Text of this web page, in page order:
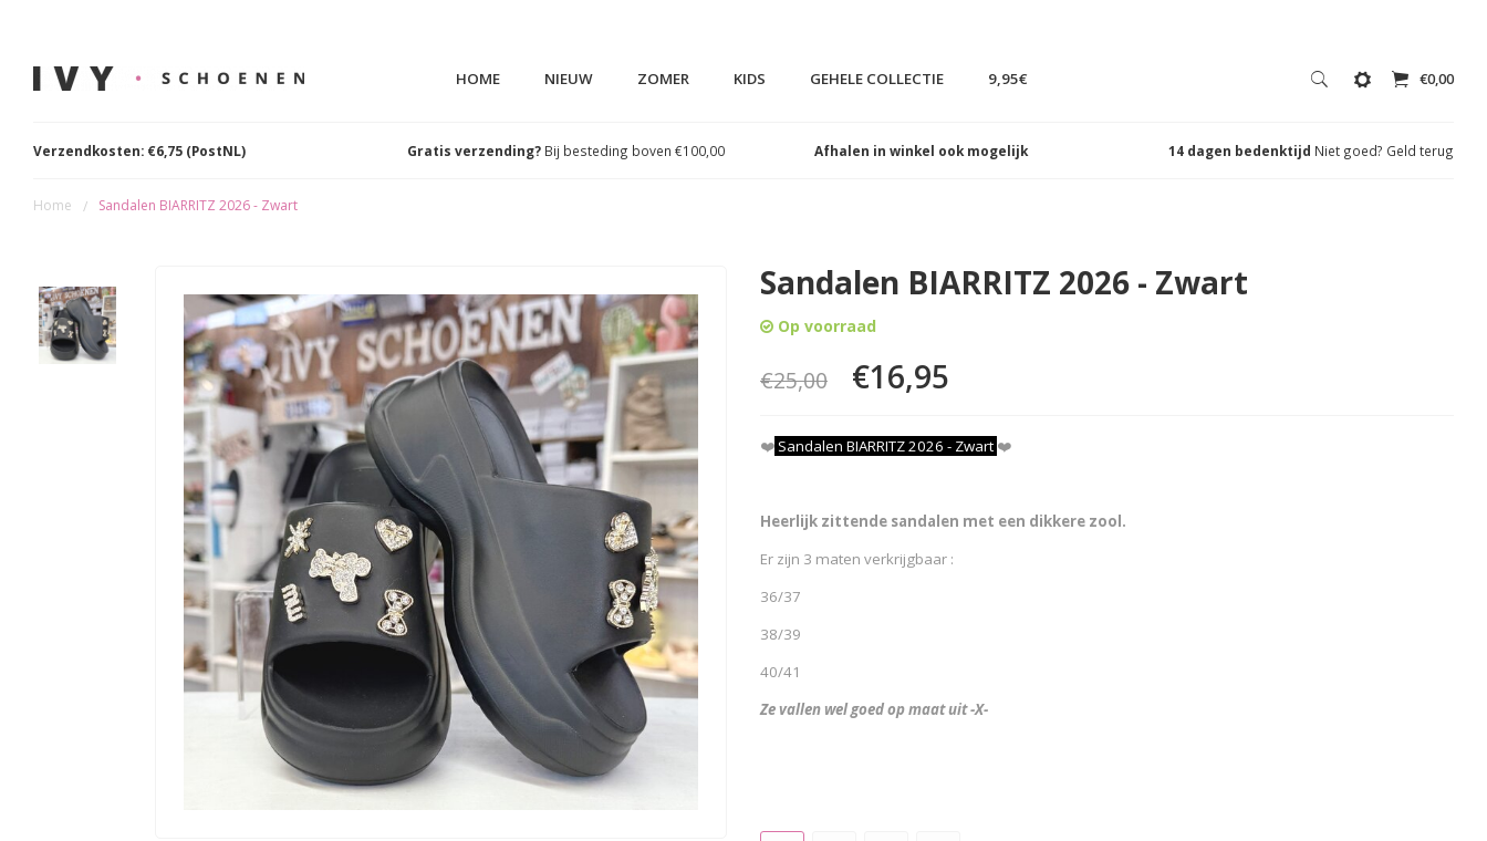
HOME NIEUW ZOMER KIDS GEHELE COLLECTIE 9,95€ €0,00
Verzendkosten: €6,75 (PostNL) Gratis verzending? Bij besteding boven €100,00 Afhalen in winkel ook mogelijk 14 dagen bedenktijd Niet goed? Geld terug
Home / Sandalen BIARRITZ 2026 - Zwart
Sandalen BIARRITZ 2026 - Zwart
Op voorraad
€25,00 €16,95
❤️ Sandalen BIARRITZ 2026 - Zwart ❤️
Heerlijk zittende sandalen met een dikkere zool.
Er zijn 3 maten verkrijgbaar :
36/37
38/39
40/41
Ze vallen wel goed op maat uit -X-